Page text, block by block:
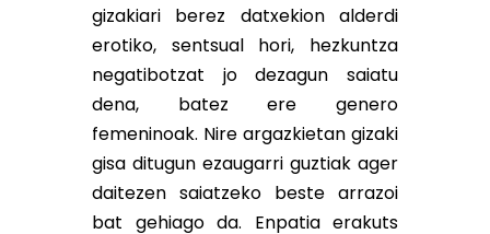
gizakiari berez datxekion alderdi
erotiko, sentsual hori, hezkuntza
negatibotzat jo dezagun saiatu
dena, batez ere genero
femeninoak. Nire argazkietan gizaki
gisa ditugun ezaugarri guztiak ager
daitezen saiatzeko beste arrazoi
bat gehiago da. Enpatia erakuts